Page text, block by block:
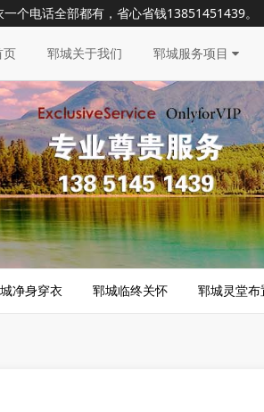
一个电话全部都有，省心省钱13851451439。
页 郓城关于我们 郓城服务项目
净身穿衣 郓城临终关怀 郓城灵堂布